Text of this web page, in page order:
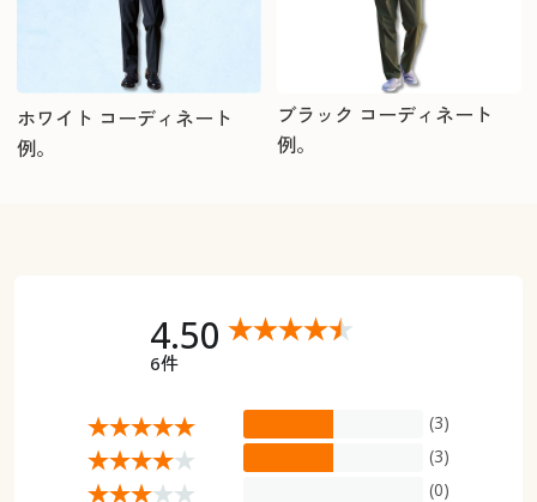
ホワイト コーディネート
例。
ブラック コーディネート
例。
4.50
6件
(3)
(3)
(0)